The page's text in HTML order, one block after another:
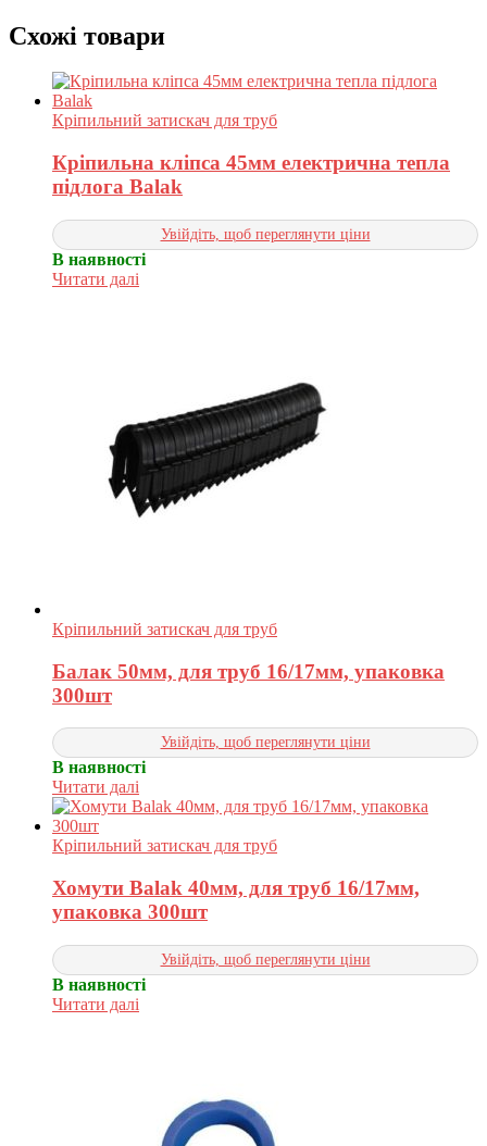
Схожі товари
Кріпильний затискач для труб
Кріпильна кліпса 45мм електрична тепла
підлога Balak
Увійдіть, щоб переглянути ціни
В наявності
Читати далі
Кріпильний затискач для труб
Балак 50мм, для труб 16/17мм, упаковка
300шт
Увійдіть, щоб переглянути ціни
В наявності
Читати далі
Кріпильний затискач для труб
Хомути Balak 40мм, для труб 16/17мм,
упаковка 300шт
Увійдіть, щоб переглянути ціни
В наявності
Читати далі